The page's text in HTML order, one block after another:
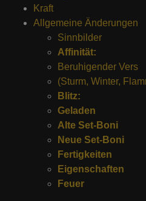
Kraft
Allgemeine Änderungen
Sinnbilder
Affinität:
Beruhigender Vers
(Sturm, Winter,
Blitz:
Geladen
Alte Set-Boni
Neue Set-Boni
Fertigkeiten
Eigenschaften
Feuer